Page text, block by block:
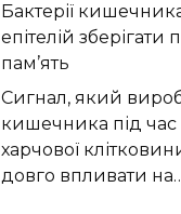
Бактерії
епітелій зберігати
пам’ять
Сигнал, який
кишечника під
харчової
довго впливати